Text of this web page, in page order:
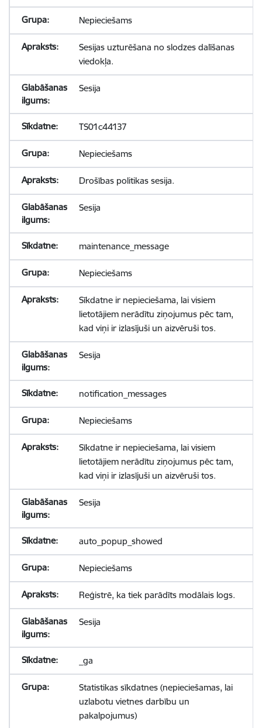
Nepieciešams
Sesijas uzturēšana no slodzes dalīšanas
viedokļa.
Sesija
TS01c44137
Nepieciešams
Drošības politikas sesija.
Sesija
maintenance_message
Nepieciešams
Sīkdatne ir nepieciešama, lai visiem
lietotājiem nerādītu ziņojumus pēc tam,
kad viņi ir izlasījuši un aizvēruši tos.
Sesija
notification_messages
Nepieciešams
Sīkdatne ir nepieciešama, lai visiem
lietotājiem nerādītu ziņojumus pēc tam,
kad viņi ir izlasījuši un aizvēruši tos.
Sesija
auto_popup_showed
Nepieciešams
Reģistrē, ka tiek parādīts modālais logs.
Sesija
_ga
Statistikas sīkdatnes (nepieciešamas, lai
uzlabotu vietnes darbību un
pakalpojumus)